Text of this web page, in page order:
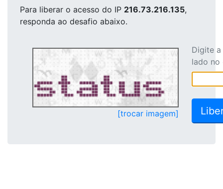
Para liberar o acesso do IP 216.73.216.135,
responda ao desafio abaixo.
[trocar imagem]
Digite
lado no